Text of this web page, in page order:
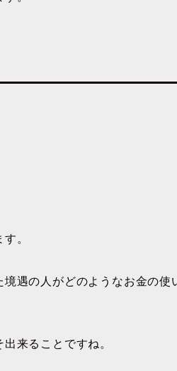
。
遇の人がどのようなお金の使
来ることですね。